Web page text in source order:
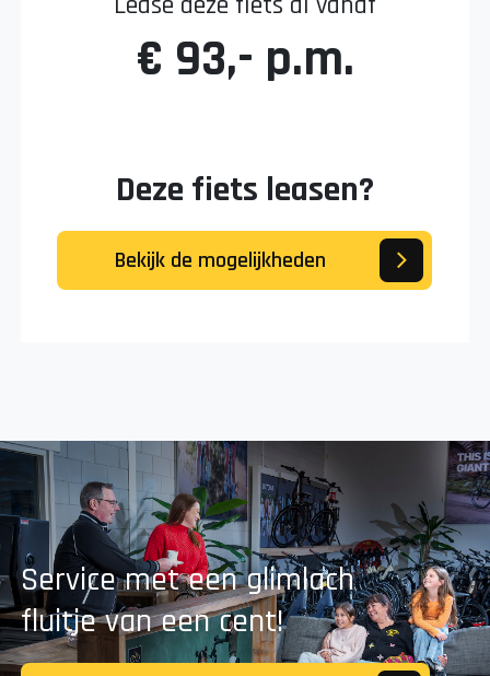
€ 93,- p.m.
Deze fiets leasen?
Bekijk de mogelijkheden
Service met een glimlach
fluitje van een cent!